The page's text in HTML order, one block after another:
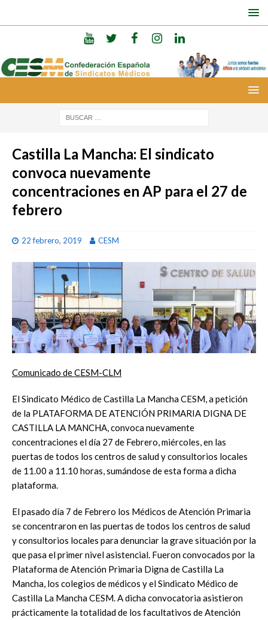
Castilla La Mancha: El sindicato
convoca nuevamente
concentraciones en AP para el 27 de
febrero
22 febrero, 2019 CESM
Comunicado de CESM-CLM
El Sindicato Médico de Castilla La Mancha CESM, a petición
de la PLATAFORMA DE ATENCIÓN PRIMARIA DIGNA DE
CASTILLA LA MANCHA, convoca nuevamente
concentraciones el día 27 de Febrero, miércoles, en las
puertas de todos los centros de salud y consultorios locales
de 11.00 a 11.10 horas, sumándose de esta forma a dicha
plataforma.
El pasado día 7 de Febrero los Médicos de Atención Primaria
se concentraron en las puertas de todos los centros de salud
y consultorios locales para denunciar la grave situación por la
que pasa el primer nivel asistencial. Fueron convocados por la
Plataforma de Atención Primaria Digna de Castilla La
Mancha, los colegios de médicos y el Sindicato Médico de
Castilla La Mancha CESM. A dicha convocatoria asistieron
prácticamente la totalidad de los facultativos de Atención